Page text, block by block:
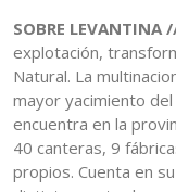
SOBRE LEVANTINA
explotación,
Natural. La
mayor yacimiento
encuentra en la
40 canteras, 9
propios. Cuenta en